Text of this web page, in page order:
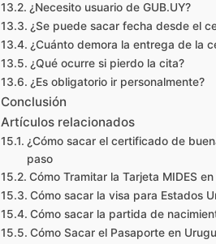
¿Necesito usuario de GUB.UY?
¿Se puede sacar fecha desde el
¿Cuánto demora la entrega de la
¿Qué ocurre si pierdo la cita?
¿Es obligatorio ir personalmente?
Conclusión
Artículos relacionados
¿Cómo sacar el certificado de
paso
Cómo Tramitar la Tarjeta MIDES
Cómo sacar la visa para Estados
Cómo sacar la partida de
Cómo Sacar el Pasaporte en